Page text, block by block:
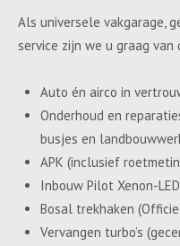
Als universele vakgarage,
service zijn we u graag van
Auto én airco in
Onderhoud en
busjes en
APK (inclusief
Inbouw Pilot Xenon-
Bosal trekhaken
Vervangen turbo’s